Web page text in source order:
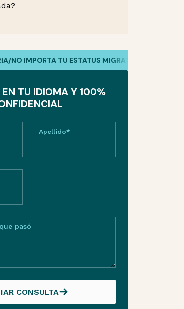
IMPORTA TU ESTATUS MIGRATORIO
EN TU IDIOMA Y 100%
Apellido*
pasó
CONSULTA